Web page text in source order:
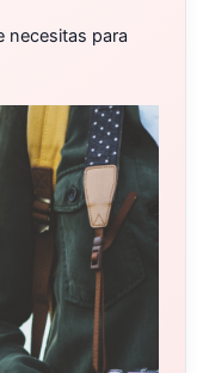
necesitas para